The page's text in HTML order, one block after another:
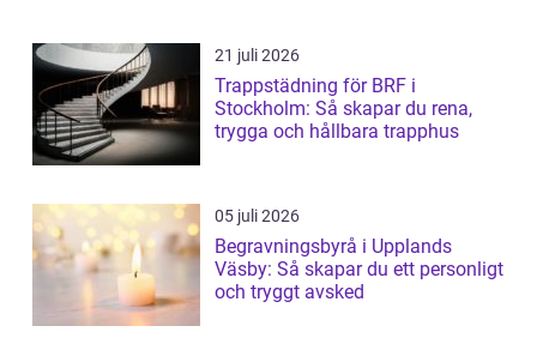
21 juli 2026
Trappstädning för BRF i
Stockholm: Så skapar du rena,
trygga och hållbara trapphus
05 juli 2026
Begravningsbyrå i Upplands
Väsby: Så skapar du ett personligt
och tryggt avsked